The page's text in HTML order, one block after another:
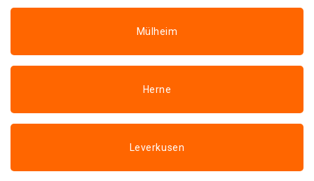
Mülheim
Herne
Leverkusen